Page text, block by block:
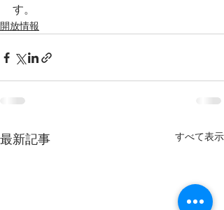
す。
開放情報
最新記事 すべて表示